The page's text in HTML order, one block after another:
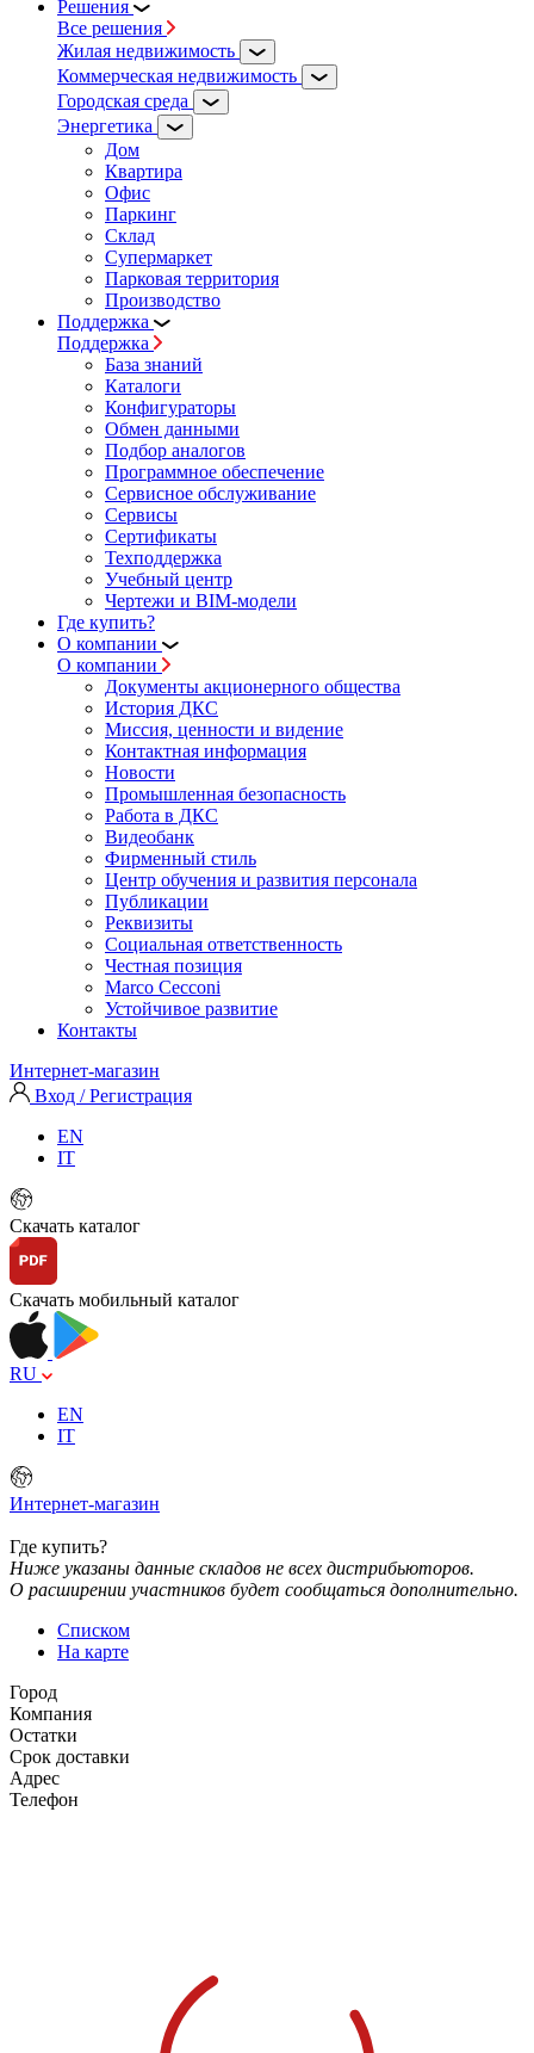
Решения
Все решения
Жилая недвижимость
Коммерческая недвижимость
Городская среда
Энергетика
Дом
Квартира
Офис
Паркинг
Склад
Супермаркет
Парковая территория
Производство
Поддержка
Поддержка
База знаний
Каталоги
Конфигураторы
Обмен данными
Подбор аналогов
Программное обеспечение
Сервисное обслуживание
Сервисы
Сертификаты
Техподдержка
Учебный центр
Чертежи и BIM-модели
Где купить?
О компании
О компании
Документы акционерного общества
История ДКС
Миссия, ценности и видение
Контактная информация
Новости
Промышленная безопасность
Работа в ДКС
Видеобанк
Фирменный стиль
Центр обучения и развития персонала
Публикации
Реквизиты
Социальная ответственность
Честная позиция
Marco Cecconi
Устойчивое развитие
Контакты
Интернет-магазин
Вход / Регистрация
EN
IT
Скачать каталог
Скачать мобильный каталог
RU
EN
IT
Интернет-магазин
Где купить?
Ниже указаны данные складов не всех дистрибьюторов.
О расширении участников будет сообщаться дополнительно.
Списком
На карте
Город
Компания
Остатки
Срок доставки
Адрес
Телефон